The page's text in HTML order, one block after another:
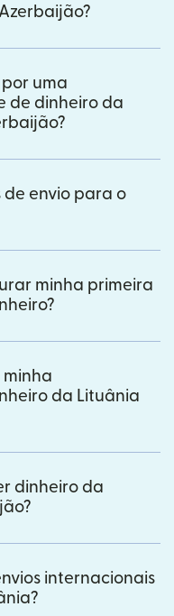
uma
de dinheiro da
de envio para o
minha primeira
minha
da Lituânia
dinheiro da
internacionais